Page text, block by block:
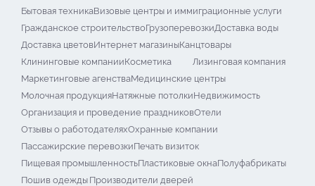
Бытовая техникаВизовые центры и иммиграционные услуги
Гражданское строительствоГрузоперевозкиДоставка воды
Доставка цветовИнтернет магазиныКанцтовары
Клининговые компанииКосметика
Лизинговая компания
Маркетинговые агенстваМедицинские центры
Молочная продукцияНатяжные потолкиНедвижимость
Организация и проведение праздниковОтели
Отзывы о работодателяхОхранные компании
Пассажирские перевозкиПечать визиток
Пищевая промышленностьПластиковые окнаПолуфабрикаты
Пошив одежды Производители дверей